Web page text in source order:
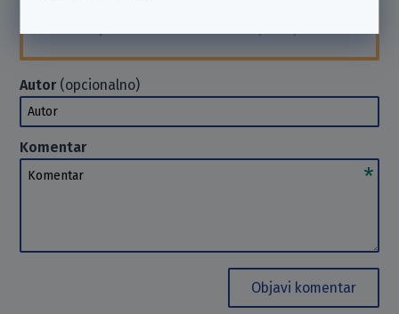
Autor(opcionalno)
Autor
Komentar
Komentar
Objavi komentar